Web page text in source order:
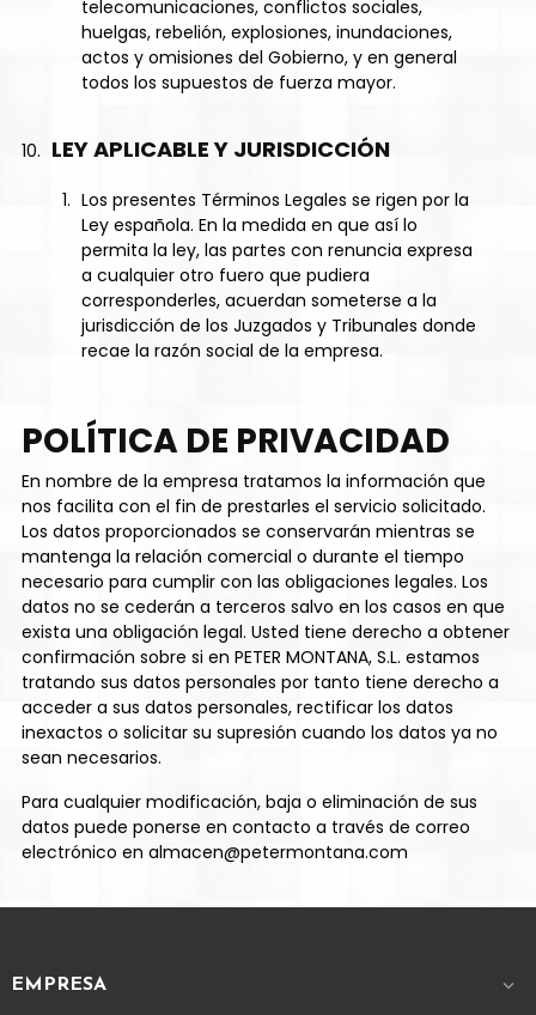
telecomunicaciones, conflictos sociales,
huelgas, rebelión, explosiones, inundaciones,
actos y omisiones del Gobierno, y en general
todos los supuestos de fuerza mayor.
LEY APLICABLE Y JURISDICCIÓN
Los presentes Términos Legales se rigen por la
Ley española. En la medida en que así lo
permita la ley, las partes con renuncia expresa
a cualquier otro fuero que pudiera
corresponderles, acuerdan someterse a la
jurisdicción de los Juzgados y Tribunales donde
recae la razón social de la empresa.
POLÍTICA DE PRIVACIDAD
En nombre de la empresa tratamos la información que
nos facilita con el fin de prestarles el servicio solicitado.
Los datos proporcionados se conservarán mientras se
mantenga la relación comercial o durante el tiempo
necesario para cumplir con las obligaciones legales. Los
datos no se cederán a terceros salvo en los casos en que
exista una obligación legal. Usted tiene derecho a obtener
confirmación sobre si en PETER MONTANA, S.L. estamos
tratando sus datos personales por tanto tiene derecho a
acceder a sus datos personales, rectificar los datos
inexactos o solicitar su supresión cuando los datos ya no
sean necesarios.
Para cualquier modificación, baja o eliminación de sus
datos puede ponerse en contacto a través de correo
electrónico en almacen@petermontana.com
EMPRESA 